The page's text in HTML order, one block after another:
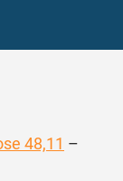
48,11 –